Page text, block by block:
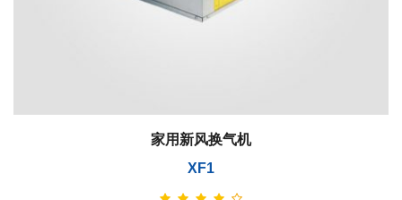
家用新风换气机
XF1